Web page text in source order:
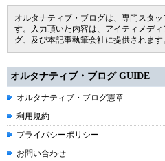
オルタナティブ・ブログは、専門スタ
す。入力頂いた内容は、アイティメデ
グ、及び本記事執筆会社に提供されます
オルタナティブ・ブログ GUIDE
オルタナティブ・ブログ憲章
利用規約
プライバシーポリシー
お問い合わせ